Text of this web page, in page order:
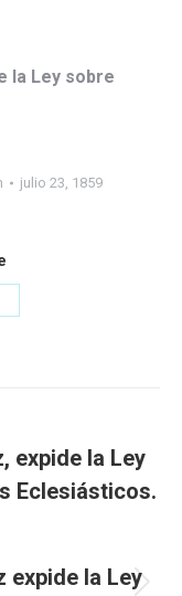
la Ley sobre
julio 23, 1859
expide la Ley
Eclesiásticos.
expide la Ley